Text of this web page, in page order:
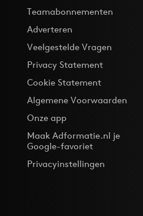
Teamabonnementen
Adverteren
Veelgestelde Vragen
Privacy Statement
Cookie Statement
Algemene Voorwaarden
Onze app
Maak Adformatie.nl je
Google-favoriet
Privacyinstellingen